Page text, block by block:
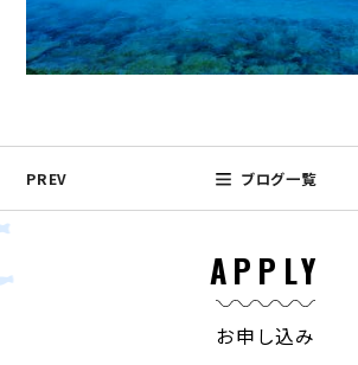
PREV ブログ一覧
APPLY
お申し込み